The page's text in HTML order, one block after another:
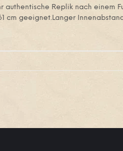
authentische Replik nach einem
geeignet.Langer